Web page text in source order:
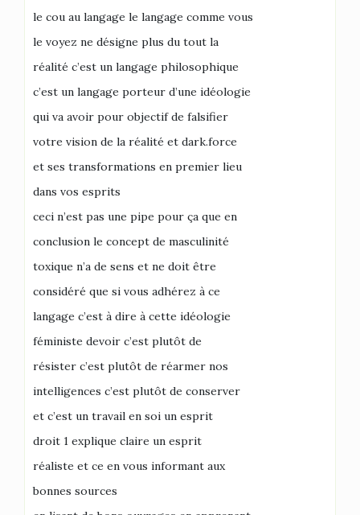
le cou au langage le langage comme vous
le voyez ne désigne plus du tout la
réalité c’est un langage philosophique
c’est un langage porteur d’une idéologie
qui va avoir pour objectif de falsifier
votre vision de la réalité et dark.force
et ses transformations en premier lieu
dans vos esprits
ceci n’est pas une pipe pour ça que en
conclusion le concept de masculinité
toxique n’a de sens et ne doit être
considéré que si vous adhérez à ce
langage c’est à dire à cette idéologie
féministe devoir c’est plutôt de
résister c’est plutôt de réarmer nos
intelligences c’est plutôt de conserver
et c’est un travail en soi un esprit
droit 1 explique claire un esprit
réaliste et ce en vous informant aux
bonnes sources